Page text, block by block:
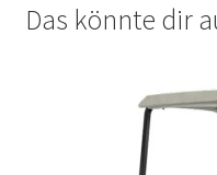
Das könnte dir